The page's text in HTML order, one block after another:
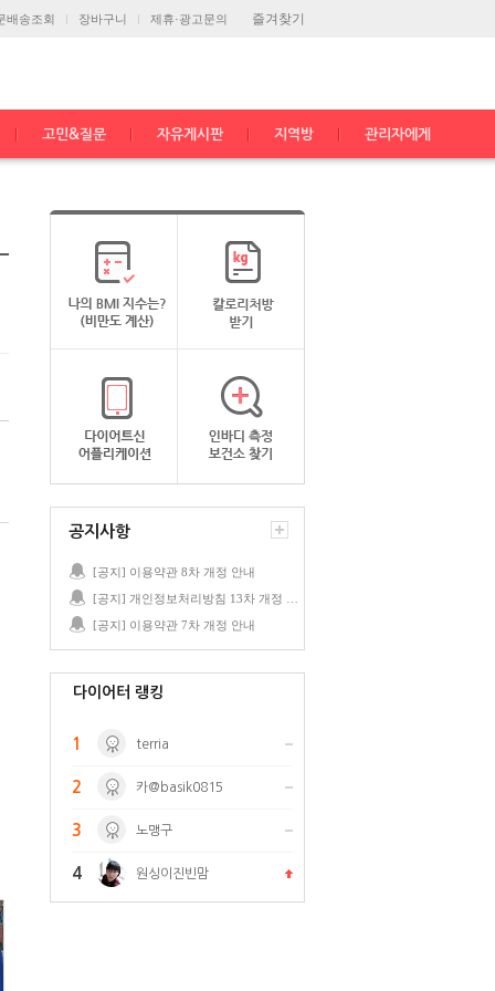
즐겨찾기
배송조회 장바구니 제휴·광고문의
고민&질문 자유게시판 지역방 관리자에게
공지사항
[공지] 이용약관 8차 개정 안내
[공지] 이용약관 7차 개정 안내
다이어터 랭킹
1 terria
2 카@basik0815
3 노맹구
4 원싱이진빈맘